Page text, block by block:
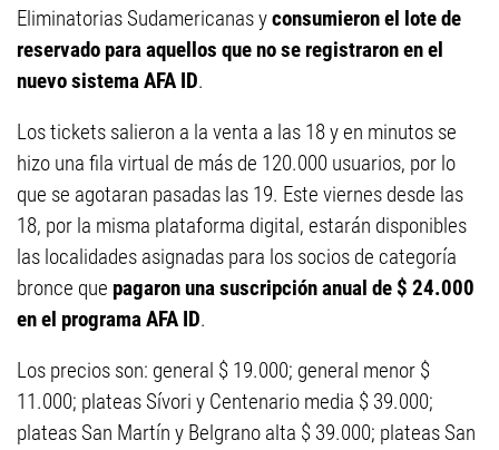
Eliminatorias Sudamericanas yconsumieron el lote de
reservado para aquellos que no se registraron en el
nuevo sistema AFA ID.
Los tickets salieron a la venta a las 18 y en minutos se
hizo una fila virtual de más de 120.000 usuarios, por lo
que se agotaran pasadas las 19. Este viernes desde las
18, por la misma plataforma digital, estarán disponibles
las localidades asignadas para los socios de categoría
bronce que pagaron una suscripción anual de $ 24.000
en el programa AFA ID.
Los precios son: general $ 19.000; general menor $
11.000; plateas Sívori y Centenario media $ 39.000;
plateas San Martín y Belgrano alta $ 39.000; plateas San